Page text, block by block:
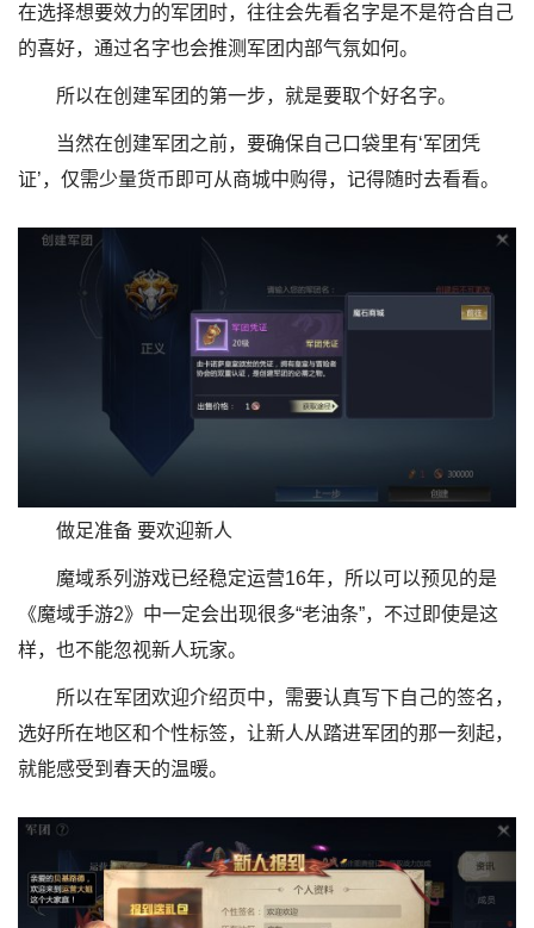
在选择想要效力的军团时，往往会先看名字是不是符合自己
的喜好，通过名字也会推测军团内部气氛如何。
所以在创建军团的第一步，就是要取个好名字。
当然在创建军团之前，要确保自己口袋里有‘军团凭
证’，仅需少量货币即可从商城中购得，记得随时去看看。
做足准备 要欢迎新人
魔域系列游戏已经稳定运营16年，所以可以预见的是
《魔域手游2》中一定会出现很多“老油条”，不过即使是这
样，也不能忽视新人玩家。
所以在军团欢迎介绍页中，需要认真写下自己的签名，
选好所在地区和个性标签，让新人从踏进军团的那一刻起，
就能感受到春天的温暖。